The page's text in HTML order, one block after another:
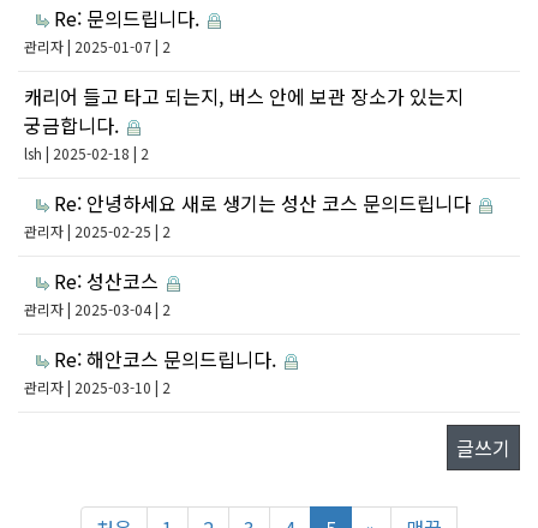
Re: 문의드립니다.
관리자| 2025-01-07 | 2
캐리어 들고 타고 되는지, 버스 안에 보관 장소가 있는지
궁금합니다.
lsh | 2025-02-18 | 2
Re: 안녕하세요 새로 생기는 성산 코스 문의드립니다
관리자| 2025-02-25 | 2
Re: 성산코스
관리자| 2025-03-04 | 2
Re: 해안코스 문의드립니다.
관리자| 2025-03-10 | 2
글쓰기